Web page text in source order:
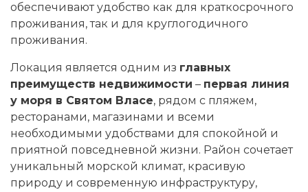
обеспечивают удобство как для краткосрочного
проживания, так и для круглогодичного
проживания.
Локация является одним из главных
преимуществ недвижимости – первая линия
у моря в Святом Власе, рядом с пляжем,
ресторанами, магазинами и всеми
необходимыми удобствами для спокойной и
приятной повседневной жизни. Район сочетает
уникальный морской климат, красивую
природу и современную инфраструктуру,